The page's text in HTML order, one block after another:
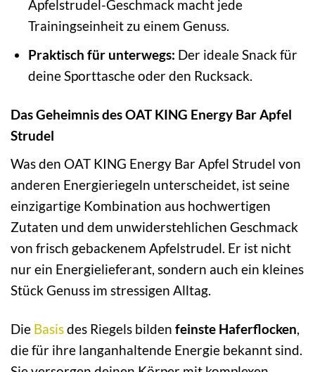
Apfelstrudel-Geschmack macht jede
Trainingseinheit zu einem Genuss.
Praktisch für unterwegs: Der ideale Snack für
deine Sporttasche oder den Rucksack.
Das Geheimnis des OAT KING Energy Bar Apfel
Strudel
Was den OAT KING Energy Bar Apfel Strudel von
anderen Energieriegeln unterscheidet, ist seine
einzigartige Kombination aus hochwertigen
Zutaten und dem unwiderstehlichen Geschmack
von frisch gebackenem Apfelstrudel. Er ist nicht
nur ein Energielieferant, sondern auch ein kleines
Stück Genuss im stressigen Alltag.
Die Basisdes Riegels bilden feinste Haferflocken,
die für ihre langanhaltende Energie bekannt sind.